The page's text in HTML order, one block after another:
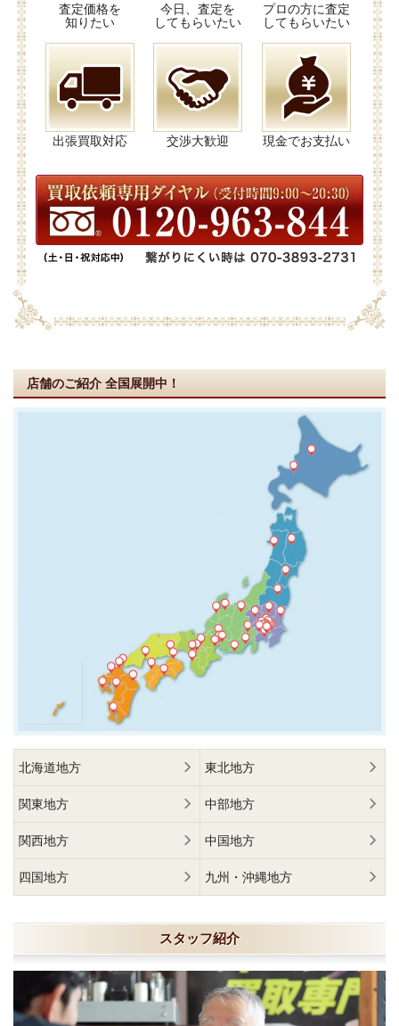
査定価格を
知りたい
今日、査定を
してもらいたい
プロの方に査定
してもらいたい
出張買取対応 交渉大歓迎 現金でお支払い
店舗のご紹介 全国展開中！
北海道地方 東北地方
関東地方 中部地方
関西地方 中国地方
四国地方 九州・沖縄地方
スタッフ紹介